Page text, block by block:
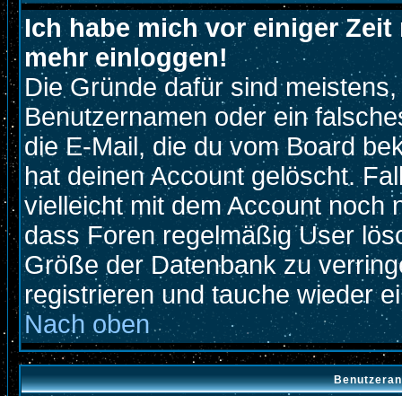
Ich habe mich vor einiger
mehr einloggen!
Die Gründe dafür sind
Benutzernamen oder ein
die E-Mail, die du vom Board
hat deinen Account gelöscht.
vielleicht mit dem Account noch
dass Foren regelmäßig User
Größe der Datenbank zu
registrieren und tauche wieder
Nach oben